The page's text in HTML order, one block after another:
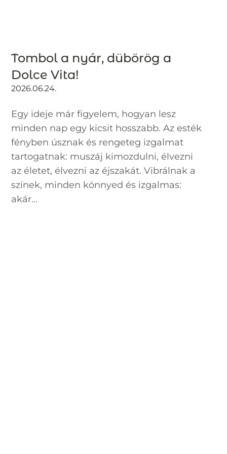
Tombol a nyár, dübörög a
Dolce Vita!
2026.06.24.
Egy ideje már figyelem, hogyan lesz
minden nap egy kicsit hosszabb. Az esték
fényben úsznak és rengeteg izgalmat
tartogatnak: muszáj kimozdulni, élvezni
az életet, élvezni az éjszakát. Vibrálnak a
színek, minden könnyed és izgalmas:
akár...